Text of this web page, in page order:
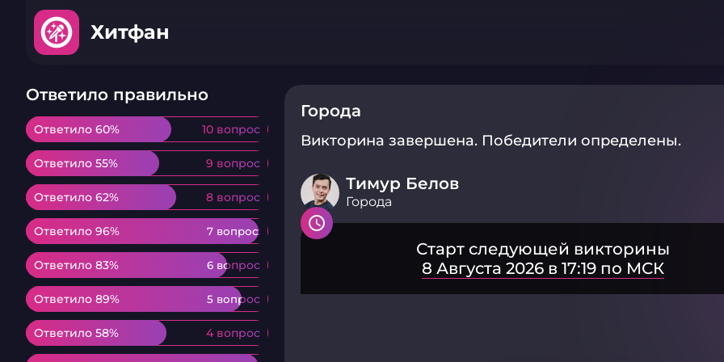
Хитфан
Ответило правильно
Ответило 60% 10 вопрос
Ответило 60% 10 вопрос
Ответило 55% 9 вопрос
Ответило 55% 9 вопрос
Ответило 62% 8 вопрос
Ответило 62% 8 вопрос
Ответило 96% 7 вопрос
Ответило 96% 7 вопрос
Ответило 83% 6 вопрос
Ответило 83% 6 вопрос
Ответило 89% 5 вопрос
Ответило 89% 5 вопрос
Ответило 58% 4 вопрос
Ответило 58% 4 вопрос
Города
Викторина завершена. Победители определены.
Тимур Белов
Города
Старт следующей викторины
8 Августа 2026 в 17:19 по МСК